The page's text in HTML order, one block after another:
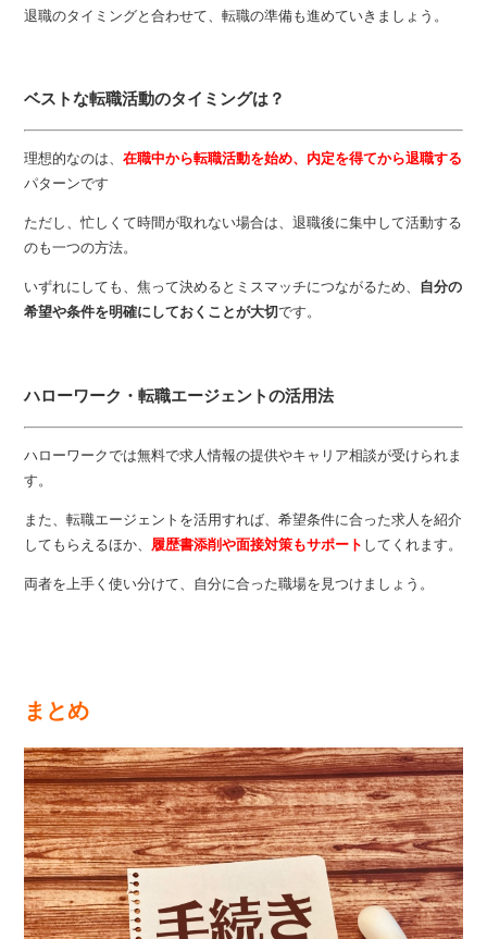
退職のタイミングと合わせて、転職の準備も進めていきましょう。
ベストな転職活動のタイミングは？
理想的なのは、在職中から転職活動を始め、内定を得てから退職する
パターンです
ただし、忙しくて時間が取れない場合は、退職後に集中して活動する
のも一つの方法。
いずれにしても、焦って決めるとミスマッチにつながるため、 自分の
希望や条件を明確にしておくことが大切です。
ハローワーク・転職エージェントの活用法
ハローワークでは無料で求人情報の提供やキャリア相談が受けられま
す。
また、転職エージェントを活用すれば、希望条件に合った求人を紹介
してもらえるほか、 履歴書添削や面接対策もサポート してくれます。
両者を上手く使い分けて、自分に合った職場を見つけましょう。
まとめ